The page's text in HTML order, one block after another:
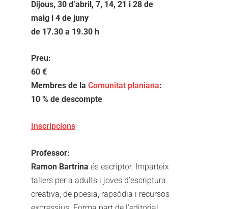
Dijous, 30 d’abril, 7, 14, 21 i 28 de
maig i 4 de juny
de 17.30 a 19.30 h
Preu:
60 €
Membres de la Comunitat planiana:
10 % de descompte
Inscripcions
Professor:
Ramon Bartrina és escriptor. Imparteix
tallers per a adults i joves d’escriptura
creativa, de poesia, rapsòdia i recursos